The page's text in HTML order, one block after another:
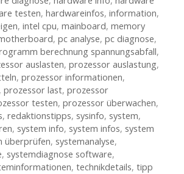
testen, hardwareinfos, information,
, intel cpu, mainboard, memory
, pc analyse, pc diagnose,
berechnung spannungsabfall,
auslasten, prozessor auslastung,
, prozessor informationen,
, prozessor last, prozessor
testen, prozessor überwachen,
, redaktionstipps, sysinfo, system,
, system info, system infos, system
überprüfen, systemanalyse,
, systemdiagnose software,
, technikdetails, tipp